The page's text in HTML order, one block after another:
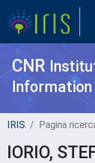
CNR
IRIS Pagina
IORIO,